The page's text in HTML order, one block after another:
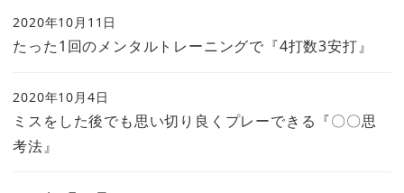
たった1回のメンタルトレーニングで『4打数3安打』
2020年10月11日
ミスをした後でも思い切り良くプレーできる『〇〇思
考法』
2020年10月4日